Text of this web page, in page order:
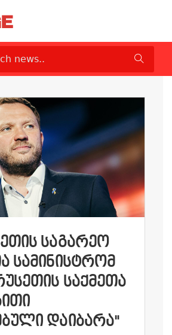
ᲡᲐᲒᲐᲠᲔᲝ
ᲡᲐᲛᲘᲜᲘᲡᲢᲠᲝᲛ
ᲡᲐᲥᲛᲔᲗᲐ
ᲓᲐᲘᲑᲐᲠᲐ"